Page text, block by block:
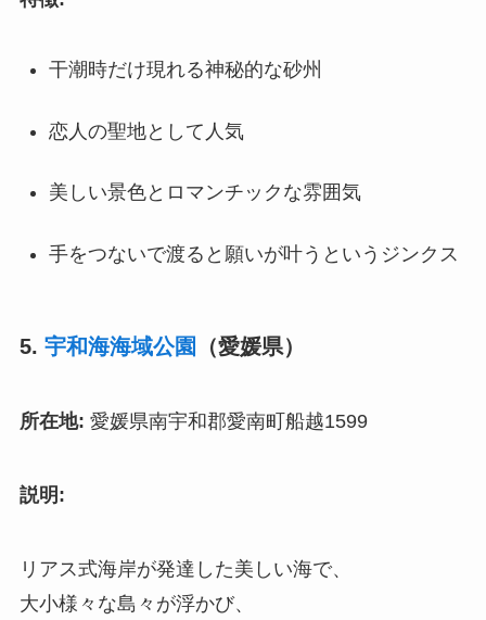
干潮時だけ現れる神秘的な砂州
恋人の聖地として人気
美しい景色とロマンチックな雰囲気
手をつないで渡ると願いが叶うというジンクス
5. 宇和海海域公園 （愛媛県）
所在地: 愛媛県南宇和郡愛南町船越1599
説明:
リアス式海岸が発達した美しい海で、
大小様々な島々が浮かび、